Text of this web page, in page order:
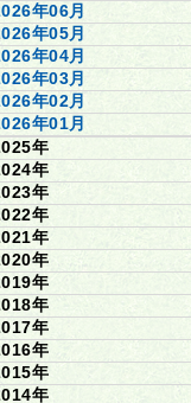
年06月
年05月
年04月
年03月
年02月
年01月
年
年
年
年
年
年
年
年
年
年
年
年